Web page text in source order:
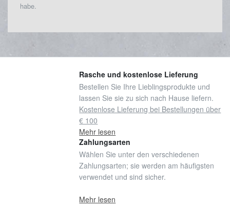
habe.
Rasche und kostenlose Lieferung
Bestellen Sie Ihre Lieblingsprodukte und
lassen Sie sie zu sich nach Hause liefern.
Kostenlose Lieferung bei Bestellungen über
€ 100
Mehr lesen
Zahlungsarten
Wählen Sie unter den verschiedenen
Zahlungsarten; sie werden am häufigsten
verwendet und sind sicher.
Mehr lesen